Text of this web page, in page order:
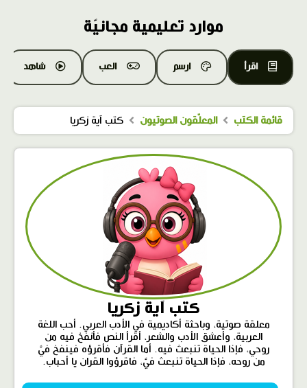
موارد تعليمية مجانيّة
اقرأ ارسم العب شاهد
قائمة الكتب المعلّقون الصوتيون كتب آية زكريا
كتب آية زكريا
معلقة صوتية، وباحثة أكاديمية في الأدب العربي. أحب اللغة
العربية، وأعشق الأدب والشعر، أقرأ النص فأنفخ فيه من
روحي، فإذا الحياة تنبعث فيه. أما القرآن فأقرؤه فينفخ فيَّ
من روحه، فإذا الحياة تنبعث فيَّ، فاقرؤوا القران يا أحباب.